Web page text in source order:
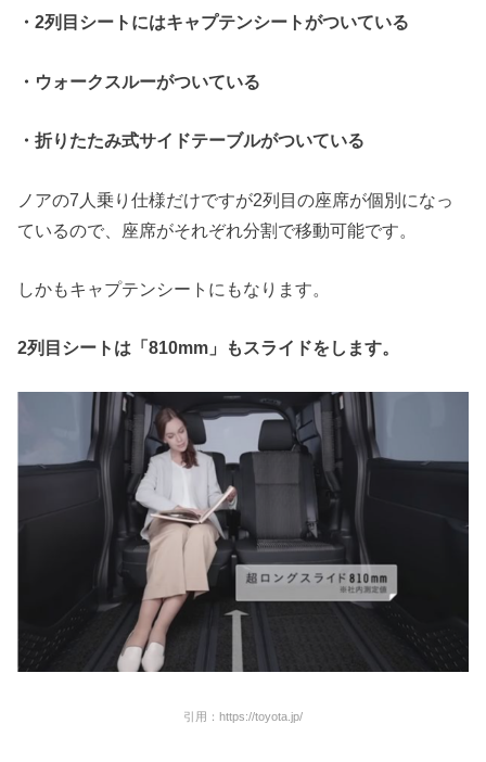
・2列目シートにはキャプテンシートがついている
・ウォークスルーがついている
・折りたたみ式サイドテーブルがついている
ノアの7人乗り仕様だけですが2列目の座席が個別になっ
ているので、座席がそれぞれ分割で移動可能です。
しかもキャプテンシートにもなります。
2列目シートは「810mm 」もスライドをします。
引用：https://toyota.jp/